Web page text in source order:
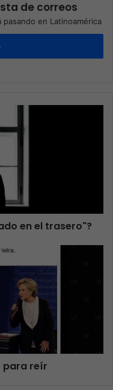
de correos
en Latinoamérica
en el trasero"?
para reír